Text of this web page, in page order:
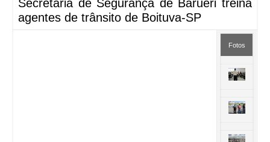
Secretaria de Segurança de Barueri treina
agentes de trânsito de Boituva-SP
Fotos